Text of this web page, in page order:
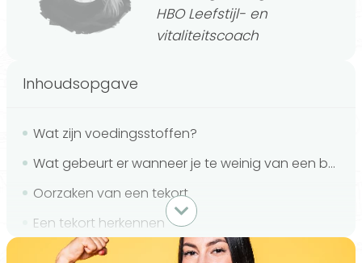
HBO Leefstijl- en
vitaliteitscoach
Inhoudsopgave
Wat zijn voedingsstoffen?
Wat gebeurt er wanneer je te weinig van een bepaalde voedingsstof binnenkrijgt?
Oorzaken van een tekort
Een tekort herkennen
Veel voorkomende tekorten in Nederland